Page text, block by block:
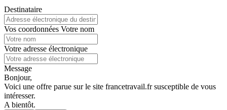
Destinataire
Vos coordonnées Votre nom
Votre adresse électronique
Message
Bonjour,
Voici une offre parue sur le site francetravail.fr susceptible de vous
intéresser.
A bientôt.